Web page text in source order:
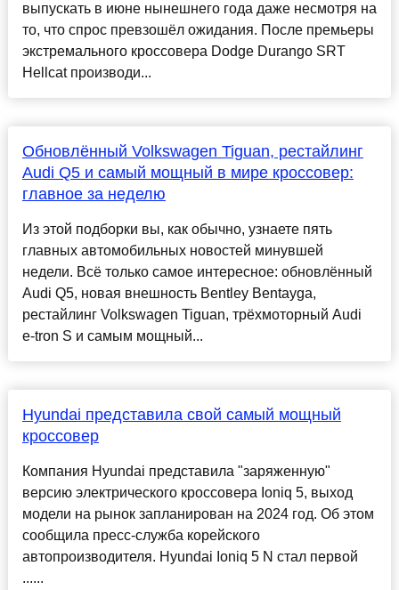
выпускать в июне нынешнего года даже несмотря на
то, что спрос превзошёл ожидания. После премьеры
экстремального кроссовера Dodge Durango SRT
Hellcat производи...
Обновлённый Volkswagen Tiguan, рестайлинг
Audi Q5 и самый мощный в мире кроссовер:
главное за неделю
Из этой подборки вы, как обычно, узнаете пять
главных автомобильных новостей минувшей
недели. Всё только самое интересное: обновлённый
Audi Q5, новая внешность Bentley Bentayga,
рестайлинг Volkswagen Tiguan, трёхмоторный Audi
e-tron S и самым мощный...
Hyundai представила свой самый мощный
кроссовер
Компания Hyundai представила "заряженную"
версию электрического кроссовера Ioniq 5, выход
модели на рынок запланирован на 2024 год. Об этом
сообщила пресс-служба корейского
автопроизводителя. Hyundai Ioniq 5 N стал первой
......